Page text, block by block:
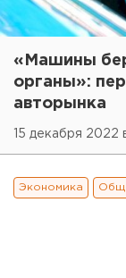
«Машины
органы»:
авторынка
15 декабря 2022
Экономика